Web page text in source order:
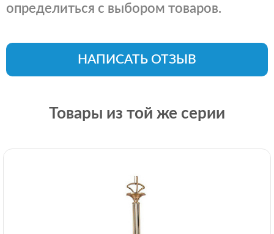
определиться с выбором товаров.
НАПИСАТЬ ОТЗЫВ
Товары из той же серии